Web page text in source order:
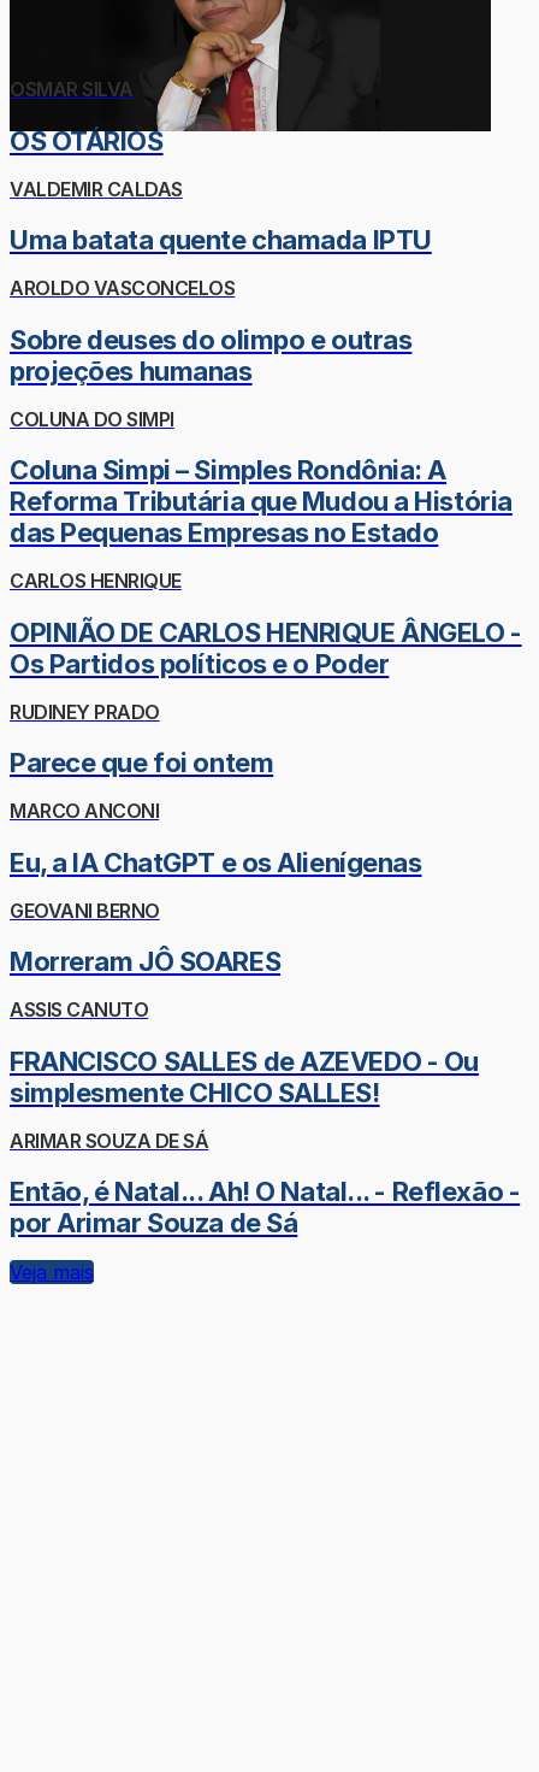
OSMAR SILVA
OS OTÁRIOS
VALDEMIR CALDAS
Uma batata quente chamada IPTU
AROLDO VASCONCELOS
Sobre deuses do olimpo e outras
projeções humanas
COLUNA DO SIMPI
Coluna Simpi – Simples Rondônia: A
Reforma Tributária que Mudou a História
das Pequenas Empresas no Estado
CARLOS HENRIQUE
OPINIÃO DE CARLOS HENRIQUE ÂNGELO -
Os Partidos políticos e o Poder
RUDINEY PRADO
Parece que foi ontem
MARCO ANCONI
Eu, a IA ChatGPT e os Alienígenas
GEOVANI BERNO
Morreram JÔ SOARES
ASSIS CANUTO
FRANCISCO SALLES de AZEVEDO - Ou
simplesmente CHICO SALLES!
ARIMAR SOUZA DE SÁ
Então, é Natal... Ah! O Natal... - Reflexão -
por Arimar Souza de Sá
Veja mais